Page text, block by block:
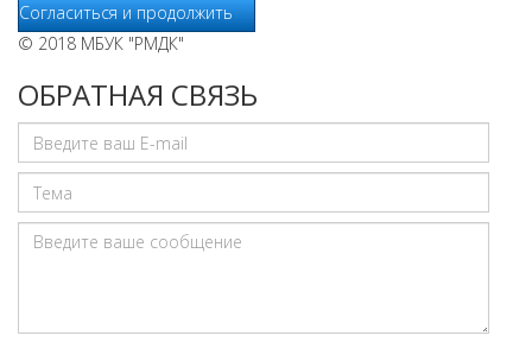
Согласиться и продолжить
© 2018 МБУК "РМДК"
ОБРАТНАЯ СВЯЗЬ